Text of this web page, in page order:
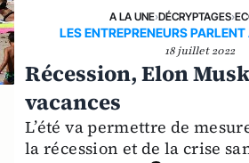
A LA UNE›DÉCRYPTAGES›
LES ENTREPRENEURS
18 juillet 2022
Récession, Elon
vacances
L’été va permettre de
la récession et de la crise